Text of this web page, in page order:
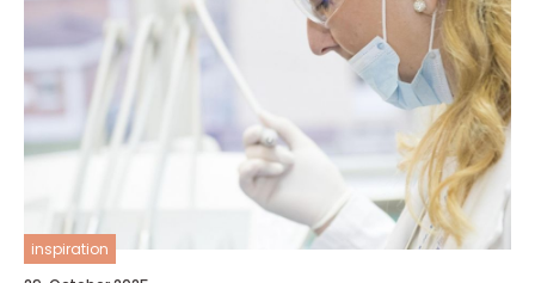
inspiration